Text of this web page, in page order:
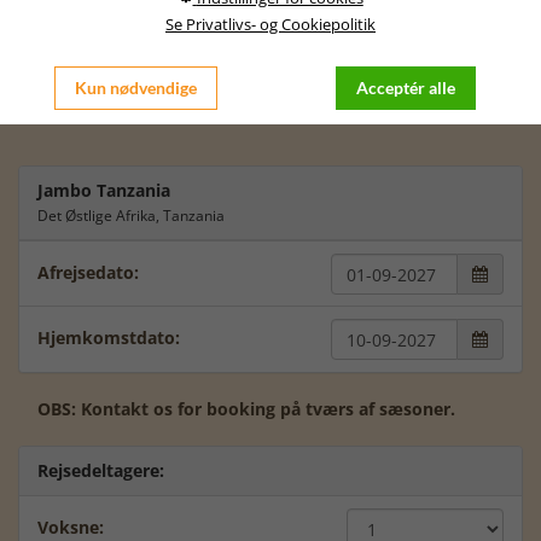
passer dig bedst at rejse.
København, men lad os sammen tale videre om dette.
Vi glæder os til at tale videre med dig.
Jambo Tanzania
Det Østlige Afrika, Tanzania
Afrejsedato: 
Hjemkomstdato: 
OBS: Kontakt os for booking på tværs af sæsoner.
Rejsedeltagere:
Voksne:
Se Privatlivs- og Cookiepolitik
Kun nødvendige Acceptér alle